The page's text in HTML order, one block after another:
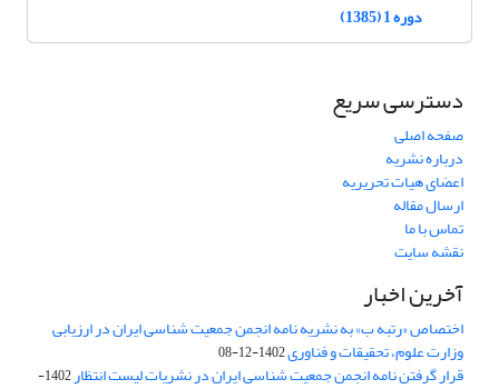
دوره 1 (1385)
دسترسی سریع
صفحه اصلی
درباره نشریه
اعضای هیات تحریریه
ارسال مقاله
تماس با ما
نقشه سایت
آخرین اخبار
اختصاص «رتبه ب» به نشریه نامه انجمن جمعیت شناسی ایران در ارزیابی
وزارت علوم، تحقیقات و فناوری1402-12-08
قرار گرفتن نامه انجمن جمعیت شناسی ایران در نشریات لیست انتظار
1402-